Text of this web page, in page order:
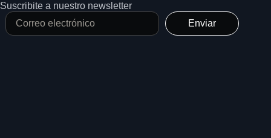
Suscribite a nuestro newsletter
Enviar